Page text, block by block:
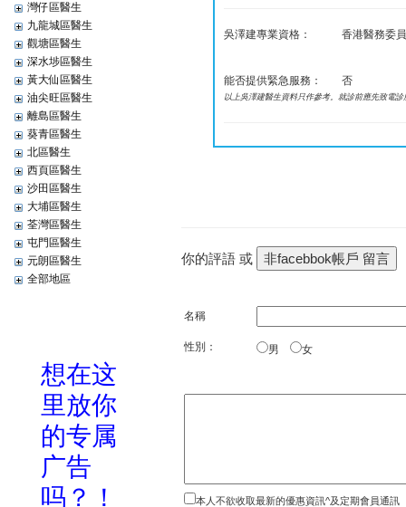
灣仔區醫生
九龍城區醫生
觀塘區醫生
深水埗區醫生
黃大仙區醫生
油尖旺區醫生
離島區醫生
葵青區醫生
北區醫生
西頁區醫生
沙田區醫生
大埔區醫生
荃灣區醫生
屯門區醫生
元朗區醫生
全部地區
吳澤建專業資格： 香港醫務委
能否提供緊急服務： 否
以上吳澤建醫生資料只作參考。就診前應先致電
你的評語 或
名稱
性別： 男 女
本人不欲收取最新的優惠資訊^及定期會員通訊